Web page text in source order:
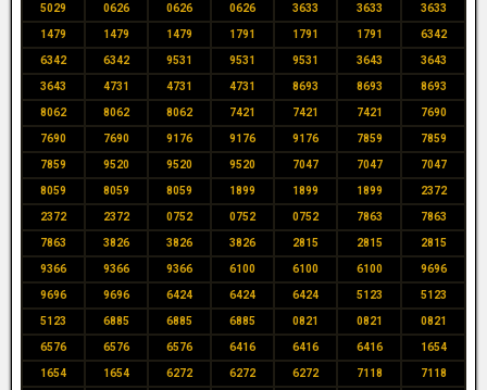
5029 0626 0626 0626 3633 3633 3633
1479 1479 1479 1791 1791 1791 6342
6342 6342 9531 9531 9531 3643 3643
3643 4731 4731 4731 8693 8693 8693
8062 8062 8062 7421 7421 7421 7690
7690 7690 9176 9176 9176 7859 7859
7859 9520 9520 9520 7047 7047 7047
8059 8059 8059 1899 1899 1899 2372
2372 2372 0752 0752 0752 7863 7863
7863 3826 3826 3826 2815 2815 2815
9366 9366 9366 6100 6100 6100 9696
9696 9696 6424 6424 6424 5123 5123
5123 6885 6885 6885 0821 0821 0821
6576 6576 6576 6416 6416 6416 1654
1654 1654 6272 6272 6272 7118 7118